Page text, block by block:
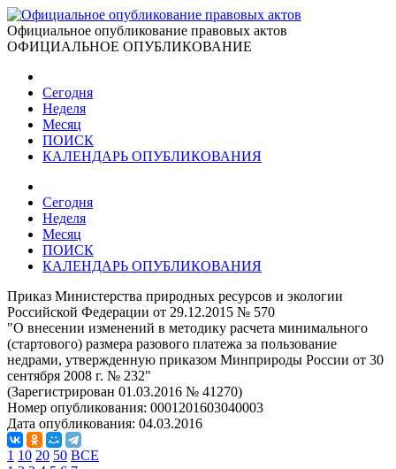
Официальное опубликование правовых актов
ОФИЦИАЛЬНОЕ ОПУБЛИКОВАНИЕ
Сегодня
Неделя
Месяц
ПОИСК
КАЛЕНДАРЬ ОПУБЛИКОВАНИЯ
Сегодня
Неделя
Месяц
ПОИСК
КАЛЕНДАРЬ ОПУБЛИКОВАНИЯ
Приказ Министерства природных ресурсов и экологии
Российской Федерации от 29.12.2015 № 570
"О внесении изменений в методику расчета минимального
(стартового) размера разового платежа за пользование
недрами, утвержденную приказом Минприроды России от 30
сентября 2008 г. № 232"
(Зарегистрирован 01.03.2016 № 41270)
Номер опубликования: 0001201603040003
Дата опубликования: 04.03.2016
1 10 20 50 ВСЕ